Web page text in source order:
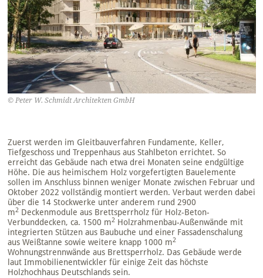
© Peter W. Schmidt Architekten GmbH
Zuerst werden im Gleitbauverfahren Fundamente, Keller,
Tiefgeschoss und Treppenhaus aus Stahlbeton errichtet. So
erreicht das Gebäude nach etwa drei Monaten seine endgültige
Höhe. Die aus heimischem Holz vorgefertigten Bauelemente
sollen im Anschluss binnen weniger Monate zwischen Februar und
Oktober 2022 vollständig montiert werden. Verbaut werden dabei
über die 14 Stockwerke unter anderem rund 2900
m2Deckenmodule aus Brettsperrholz für Holz-Beton-
Verbunddecken, ca. 1500 m2Holzrahmenbau-Außenwände mit
integrierten Stützen aus Baubuche und einer Fassadenschalung
aus Weißtanne sowie weitere knapp 1000 m2
Wohnungstrennwände aus Brettsperrholz. Das Gebäude werde
laut Immobilienentwickler für einige Zeit das höchste
Holzhochhaus Deutschlands sein.